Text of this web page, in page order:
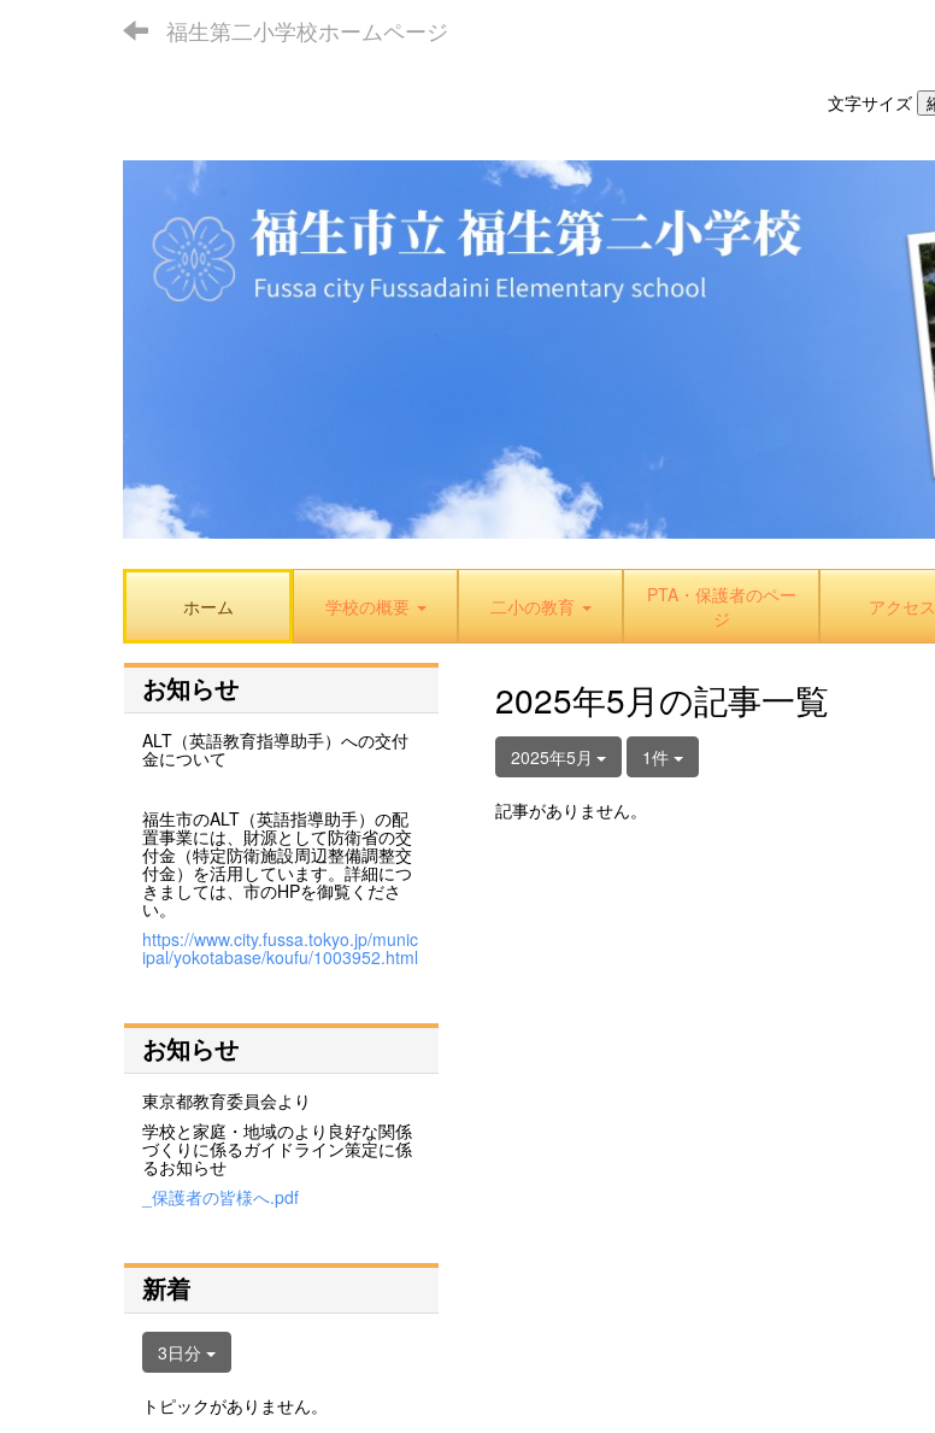
福生第二小学校ホームページ
文字サイズ
ホーム 学校の概要 二小の教育
PTA・保護者のペー
ジ
アクセス
2025年5月の記事一覧
2025年5月 1件
記事がありません。
お知らせ
ALT（英語教育指導助手）への交付
金について
福生市のALT（英語指導助手）の配
置事業には、財源として防衛省の交
付金（特定防衛施設周辺整備調整交
付金）を活用しています。詳細につ
きましては、市のHPを御覧くださ
い。
https://www.city.fussa.tokyo.jp/munic
ipal/yokotabase/koufu/1003952.html
お知らせ
東京都教育委員会より
学校と家庭・地域のより良好な関係
づくりに係るガイドライン策定に係
るお知らせ
_保護者の皆様へ.pdf
新着
3日分
トピックがありません。